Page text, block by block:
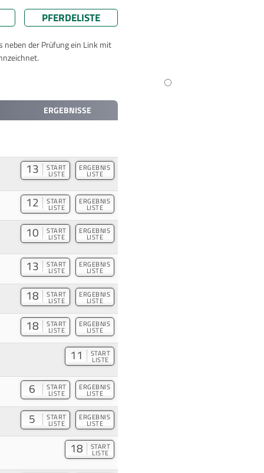
PFERDELISTE
neben der Prüfung ein Link mit
ERGEBNISSE
13 START
LISTE
ERGEBNIS
LISTE
12 START
LISTE
ERGEBNIS
LISTE
10 START
LISTE
ERGEBNIS
LISTE
13 START
LISTE
ERGEBNIS
LISTE
18 START
LISTE
ERGEBNIS
LISTE
18 START
LISTE
ERGEBNIS
LISTE
11 START
LISTE
6 START
LISTE
ERGEBNIS
LISTE
5 START
LISTE
ERGEBNIS
LISTE
18 START
LISTE